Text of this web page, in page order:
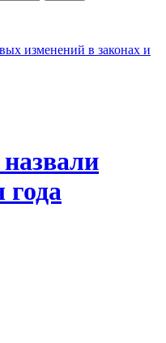
изменений в законах и